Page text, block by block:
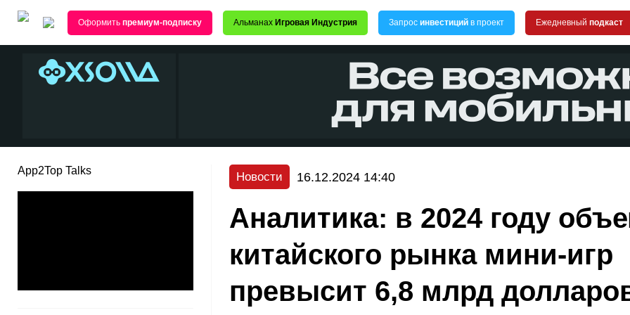
Оформить премиум-подписку Альманах Игровая Индустрия Запрос инвестиций в проект Ежедневный подкаст
App2Top Talks Новости 16.12.2024 14:40
Аналитика: в 2024 году
китайского рынка мини-игр
превысит 6,8 млрд